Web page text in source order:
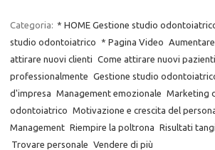
Categoria: * HOME Gestione studio
studio odontoiatrico
* Pagina Video
attirare nuovi clienti Come attirare nuovi pazienti
professionalmente Gestione studio
d'impresa Management emozionale Marketing
odontoiatrico Motivazione e crescita del
Management Riempire la poltrona Risultati
Trovare personale Vendere di più